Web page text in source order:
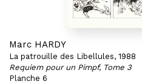
Marc HARDY
La patrouille des Libellules, 1988
Requiem pour un Pimpf, Tome 3
Planche 6